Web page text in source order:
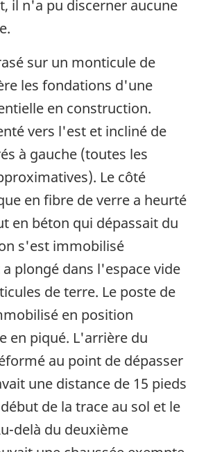
il n'a pu discerner aucune
sur un monticule de
les fondations d'une
en construction.
vers l'est et incliné de
à gauche (toutes les
Le côté
en fibre de verre a heurté
en béton qui dépassait du
s'est immobilisé
plongé dans l'espace vide
de terre. Le poste de
en position
en piqué. L'arrière du
au point de dépasser
une distance de 15 pieds
de la trace au sol et le
delà du deuxième